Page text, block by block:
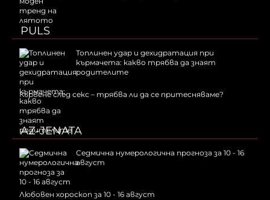
PULS
Топлинен удар и дехидратация при
кърмачета: какво трябва да знаят
родителите
Кървене след секс – трябва ли да се притесняваме?
AZ-JENATA
Седмична нумерологична прогноза за 10 - 16
август
Любовен хороскоп за 10 - 16 август